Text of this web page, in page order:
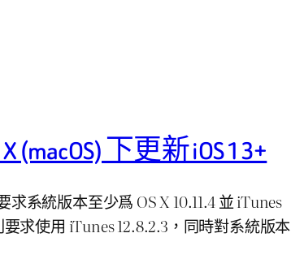
(macOS) 下更新 iOS 13+
求系統版本至少爲 OS X 10.11.4 並 iTunes
要求使用 iTunes 12.8.2.3，同時對系統版本